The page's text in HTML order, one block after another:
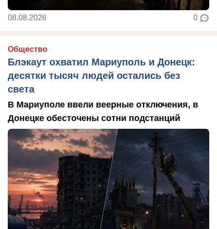
08.08.2026 0
Общество
Блэкаут охватил Мариуполь и Донецк:
десятки тысяч людей остались без
света
В Мариуполе ввели веерные отключения, в
Донецке обесточены сотни подстанций